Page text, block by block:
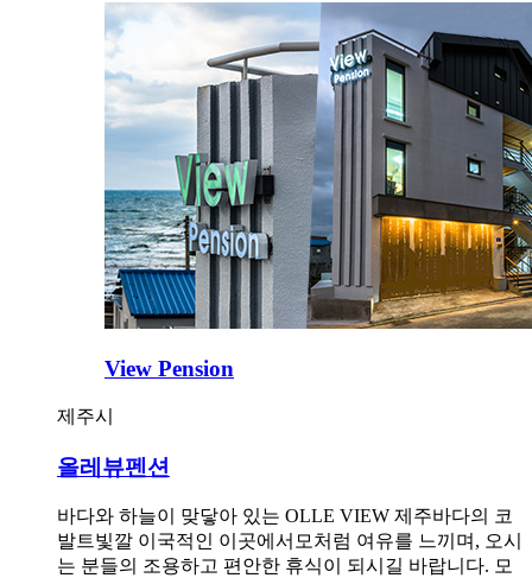
View Pension
제주시
올레뷰펜션
바다와 하늘이 맞닿아 있는 OLLE VIEW 제주바다의 코
발트빛깔 이국적인 이곳에서모처럼 여유를 느끼며, 오시
는 분들의 조용하고 편안한 휴식이 되시길 바랍니다. 모